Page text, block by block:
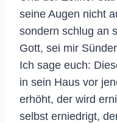
seine Augen nicht
sondern schlug an
Gott, sei mir
Ich sage euch:
in sein Haus vor
erhöht, der wird
selbst erniedrigt,